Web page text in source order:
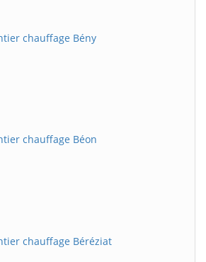
chauffage Bény
chauffage Béon
chauffage Béréziat